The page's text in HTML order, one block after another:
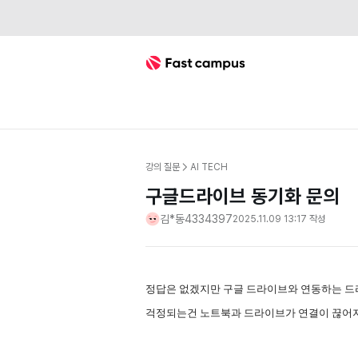
Fast Campus
강의 질문 AI TECH
구글드라이브 동기화 문의
김*동43343972025.11.09 13:17 작성
정답은 없겠지만 구글 드라이브와 연동하는
걱정되는건 노트북과 드라이브가 연결이 끊